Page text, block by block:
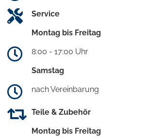
Service
Montag bis Freitag
8:00 - 17:00 Uhr
Samstag
nach Vereinbarung
Teile & Zubehör
Montag bis Freitag